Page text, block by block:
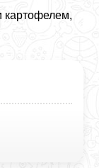
картофелем,